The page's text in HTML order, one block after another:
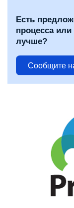
Есть
процесса или
лучше?
Сообщите